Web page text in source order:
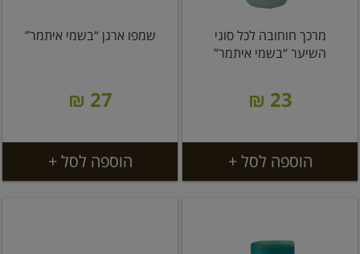
מרכך חוחובה לכל סוגי
השיער “בשמי איתמר”
23 ₪
הוספה לסל +
שמפו ארגן “בשמי איתמר”
27 ₪
הוספה לסל +